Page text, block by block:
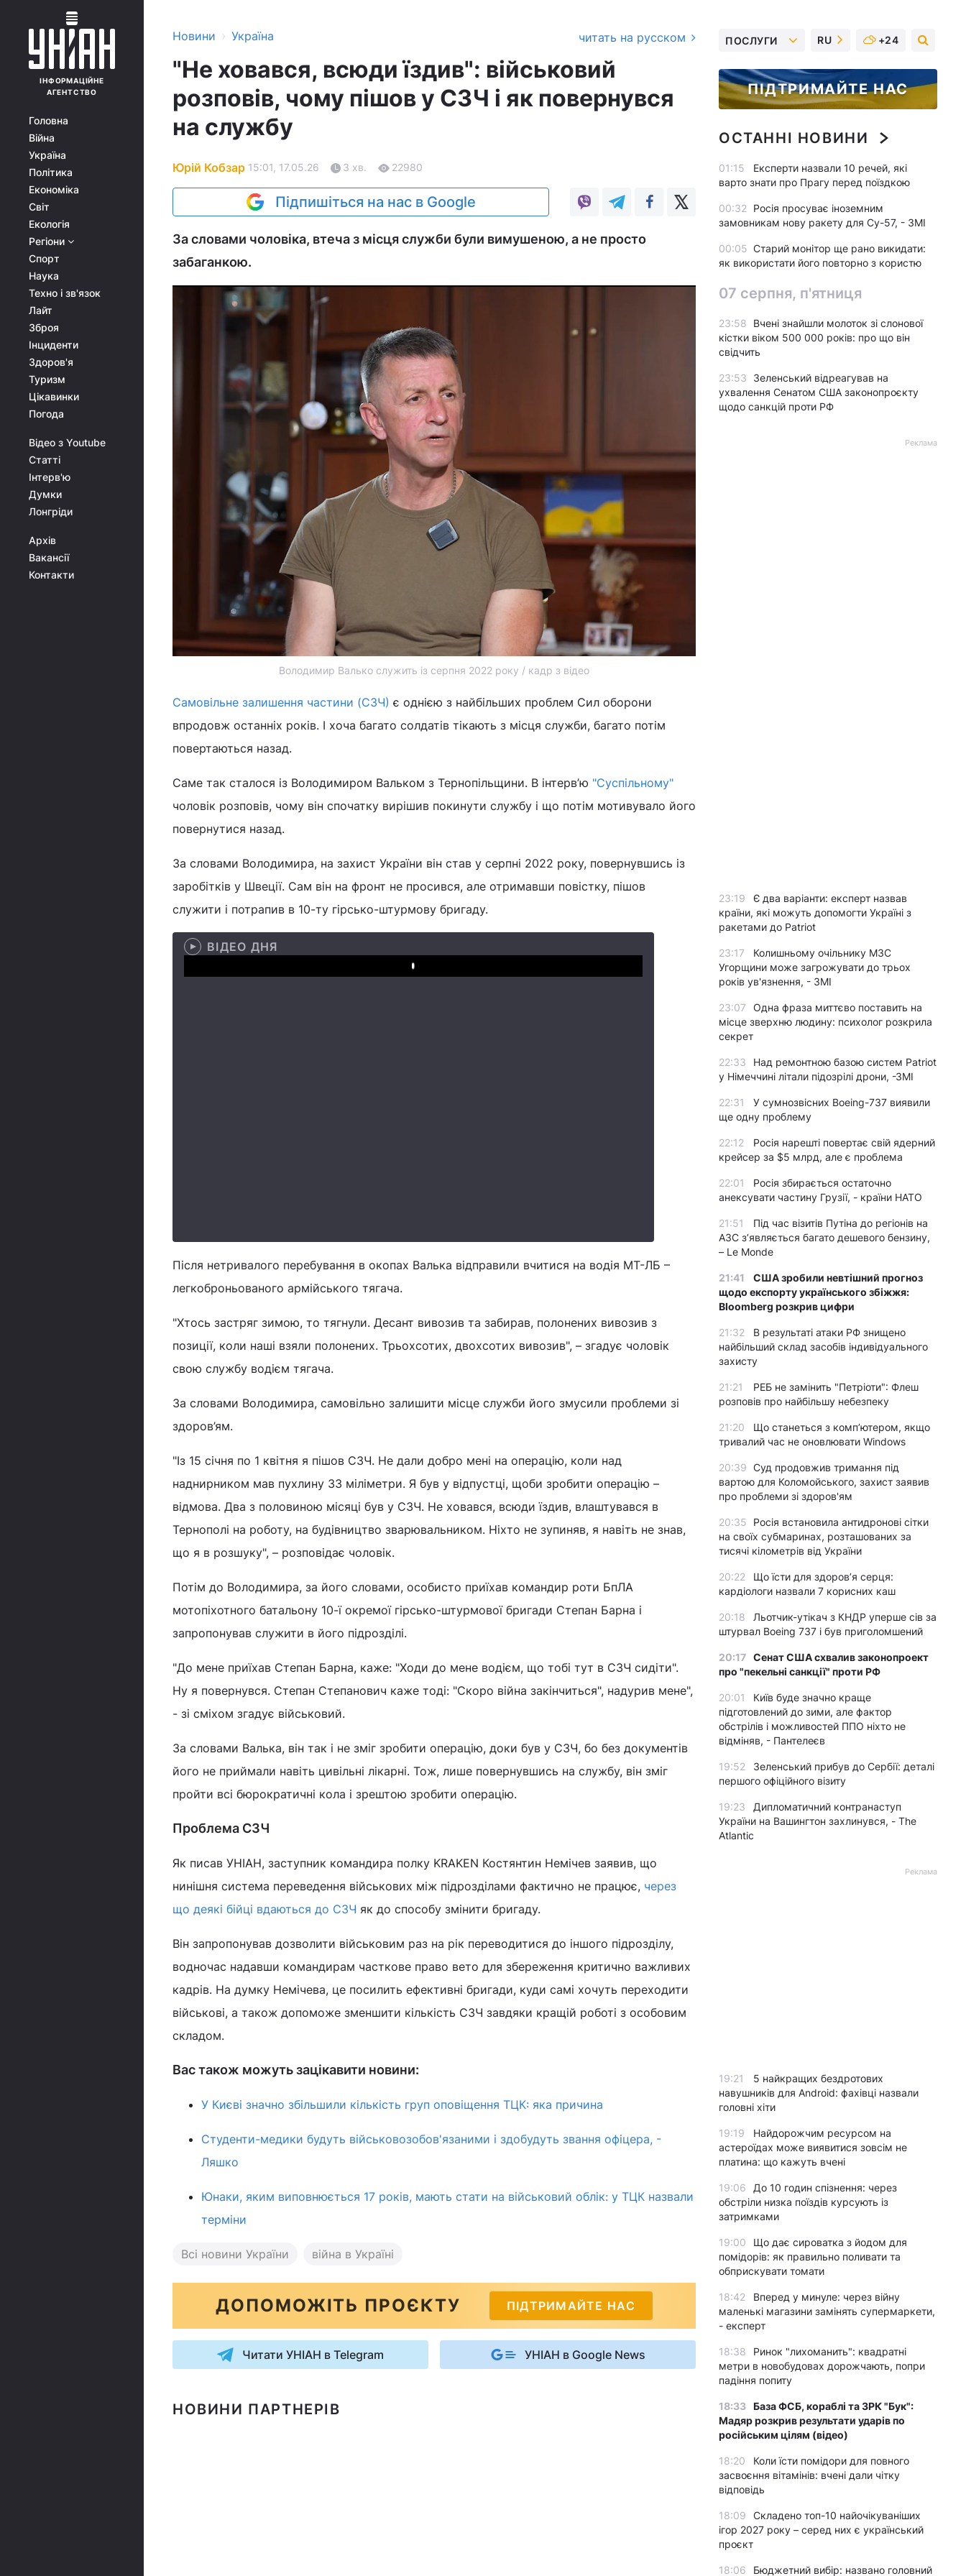
ІНФОРМАЦІЙНЕ
АГЕНТСТВО
Головна
Війна
Україна
Політика
Економіка
Світ
Екологія
Регіони
Спорт
Наука
Техно і зв'язок
Лайт
Зброя
Інциденти
Здоров'я
Туризм
Цікавинки
Погода
Відео з Youtube
Статті
Інтерв'ю
Думки
Лонгріди
Архів
Вакансії
Контакти
Новини › Україна читать на русском
"Не ховався, всюди їздив": військовий
розповів, чому пішов у СЗЧ і як повернувся
на службу
Юрій Кобзар 15:01, 17.05.26 3 хв. 22980
Підпишіться на нас в Google
За словами чоловіка, втеча з місця служби були вимушеною, а не просто
забаганкою.
Володимир Валько служить із серпня 2022 року / кадр з відео
Самовільне залишення частини (СЗЧ) є однією з найбільших проблем Сил оборони
впродовж останніх років. І хоча багато солдатів тікають з місця служби, багато потім
повертаються назад.
Саме так сталося із Володимиром Вальком з Тернопільщини. В інтерв’ю "Суспільному"
чоловік розповів, чому він спочатку вирішив покинути службу і що потім мотивувало його
повернутися назад.
За словами Володимира, на захист України він став у серпні 2022 року, повернувшись із
заробітків у Швеції. Сам він на фронт не просився, але отримавши повістку, пішов
служити і потрапив в 10-ту гірсько-штурмову бригаду.
ВІДЕО ДНЯ
Play
Після нетривалого перебування в окопах Валька відправили вчитися на водія МТ-ЛБ –
легкоброньованого армійського тягача.
"Хтось застряг зимою, то тягнули. Десант вивозив та забирав, полонених вивозив з
позиції, коли наші взяли полонених. Трьохсотих, двохсотих вивозив", – згадує чоловік
свою службу водієм тягача.
За словами Володимира, самовільно залишити місце служби його змусили проблеми зі
здоров’ям.
"Із 15 січня по 1 квітня я пішов СЗЧ. Не дали добро мені на операцію, коли над
наднирником мав пухлину 33 міліметри. Я був у відпустці, щоби зробити операцію –
відмова. Два з половиною місяці був у СЗЧ. Не ховався, всюди їздив, влаштувався в
Тернополі на роботу, на будівництво зварювальником. Ніхто не зупиняв, я навіть не знав,
що я в розшуку", – розповідає чоловік.
Потім до Володимира, за його словами, особисто приїхав командир роти БпЛА
мотопіхотного батальону 10-ї окремої гірсько-штурмової бригади Степан Барна і
запропонував служити в його підрозділі.
"До мене приїхав Степан Барна, каже: "Ходи до мене водієм, що тобі тут в СЗЧ сидіти".
Ну я повернувся. Степан Степанович каже тоді: "Скоро війна закінчиться", надурив мене",
- зі сміхом згадує військовий.
За словами Валька, він так і не зміг зробити операцію, доки був у СЗЧ, бо без документів
його не приймали навіть цивільні лікарні. Тож, лише повернувшись на службу, він зміг
пройти всі бюрократичні кола і зрештою зробити операцію.
Проблема СЗЧ
Як писав УНІАН, заступник командира полку KRAKEN Костянтин Немічев заявив, що
нинішня система переведення військових між підрозділами фактично не працює, через
що деякі бійці вдаються до СЗЧ як до способу змінити бригаду.
Він запропонував дозволити військовим раз на рік переводитися до іншого підрозділу,
водночас надавши командирам часткове право вето для збереження критично важливих
кадрів. На думку Немічева, це посилить ефективні бригади, куди самі хочуть переходити
військові, а також допоможе зменшити кількість СЗЧ завдяки кращій роботі з особовим
складом.
Вас також можуть зацікавити новини:
У Києві значно збільшили кількість груп оповіщення ТЦК: яка причина
Студенти-медики будуть військовозобов'язаними і здобудуть звання офіцера, -
Ляшко
Юнаки, яким виповнюється 17 років, мають стати на військовий облік: у ТЦК назвали
терміни
Всі новини України війна в Україні
ДОПОМОЖІТЬ ПРОЄКТУ ПІДТРИМАЙТЕ НАС
Читати УНІАН в Telegram УНІАН в Google News
НОВИНИ ПАРТНЕРІВ
ПОСЛУГИ RU +24
ПІДТРИМАЙТЕ НАС
ОСТАННІ НОВИНИ
01:15
Експерти назвали 10 речей, які
варто знати про Прагу перед поїздкою
00:32
Росія просуває іноземним
замовникам нову ракету для Су-57, - ЗМІ
00:05 Старий монітор ще рано викидати:
як використати його повторно з користю
07 серпня, п'ятниця
23:58
Вчені знайшли молоток зі слонової
кістки віком 500 000 років: про що він
свідчить
23:53
Зеленський відреагував на
ухвалення Сенатом США законопроєкту
щодо санкцій проти РФ
Реклама
23:19
Є два варіанти: експерт назвав
країни, які можуть допомогти Україні з
ракетами до Patriot
23:17
Колишньому очільнику МЗС
Угорщини може загрожувати до трьох
років ув'язнення, - ЗМІ
23:07
Одна фраза миттєво поставить на
місце зверхню людину: психолог розкрила
секрет
22:33
Над ремонтною базою систем Patriot
у Німеччині літали підозрілі дрони, -ЗМІ
22:31
У сумнозвісних Boeing-737 виявили
ще одну проблему
22:12
Росія нарешті повертає свій ядерний
крейсер за $5 млрд, але є проблема
22:01
Росія збирається остаточно
анексувати частину Грузії, - країни НАТО
21:51
Під час візитів Путіна до регіонів на
АЗС з’являється багато дешевого бензину,
– Le Monde
21:41
США зробили невтішний прогноз
щодо експорту українського збіжжя:
Bloomberg розкрив цифри
21:32
В результаті атаки РФ знищено
найбільший склад засобів індивідуального
захисту
21:21
РЕБ не замінить "Петріоти": Флеш
розповів про найбільшу небезпеку
21:20
Що станеться з комп’ютером, якщо
тривалий час не оновлювати Windows
20:39 Суд продовжив тримання під
вартою для Коломойського, захист заявив
про проблеми зі здоров'ям
20:35
Росія встановила антидронові сітки
на своїх субмаринах, розташованих за
тисячі кілометрів від України
20:22
Що їсти для здоров’я серця:
кардіологи назвали 7 корисних каш
20:18
Льотчик-утікач з КНДР уперше сів за
штурвал Boeing 737 і був приголомшений
20:17 Сенат США схвалив законопроект
про "пекельні санкції" проти РФ
20:01
Київ буде значно краще
підготовлений до зими, але фактор
обстрілів і можливостей ППО ніхто не
відміняв, - Пантелеєв
19:52
Зеленський прибув до Сербії: деталі
першого офіційного візиту
19:23
Дипломатичний контранаступ
України на Вашингтон захлинувся, - The
Atlantic
Реклама
19:21
5 найкращих бездротових
навушників для Android: фахівці назвали
головні хіти
19:19
Найдорожчим ресурсом на
астероїдах може виявитися зовсім не
платина: що кажуть вчені
19:06
До 10 годин спізнення: через
обстріли низка поїздів курсують із
затримками
19:00
Що дає сироватка з йодом для
помідорів: як правильно поливати та
обприскувати томати
18:42
Вперед у минуле: через війну
маленькі магазини замінять супермаркети,
- експерт
18:38
Ринок "лихоманить": квадратні
метри в новобудовах дорожчають, попри
падіння попиту
18:33 База ФСБ, кораблі та ЗРК "Бук":
Мадяр розкрив результати ударів по
російським цілям (відео)
18:20
Коли їсти помідори для повного
засвоєння вітамінів: вчені дали чітку
відповідь
18:09
Складено топ-10 найочікуваніших
ігор 2027 року – серед них є український
проєкт
18:06 Бюджетний вибір: названо головний